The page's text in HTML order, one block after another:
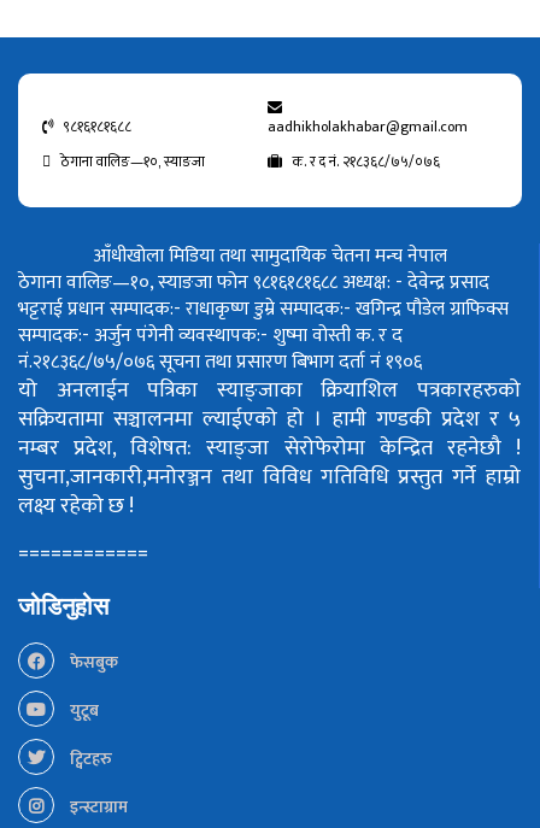
९८१६१८१६८८
aadhikholakhabar@gmail.com
ठेगाना वालिङ—१०, स्याङजा
क. र द नं. २१८३६८/७५/०७६
आँधीखोला मिडिया तथा सामुदायिक चेतना मन्च नेपाल
ठेगाना वालिङ—१०, स्याङजा फोन ९८१६१८१६८८अध्यक्ष: - देवेन्द्र प्रसाद
भट्टराईप्रधान सम्पादक:- राधाकृष्ण डुम्रेसम्पादक:- खगिन्द्र पौडेलग्राफिक्स
सम्पादक:- अर्जुन पंगेनीव्यवस्थापक:- शुष्मा वोस्तीक. र द
नं.२१८३६८/७५/०७६सूचना तथा प्रसारण बिभाग दर्ता नं १९०६
यो अनलाईन पत्रिका स्याङ्जाका क्रियाशिल पत्रकारहरुको
सक्रियतामा सञ्चालनमा ल्याईएको हो । हामी गण्डकी प्रदेश र ५
नम्बर प्रदेश, विशेषत: स्याङ्जा सेरोफेरोमा केन्द्रित रहनेछौ !
सुचना,जानकारी,मनोरञ्जन तथा विविध गतिविधि प्रस्तुत गर्ने हाम्रो
लक्ष्य रहेको छ !
============
जोडिनुहोस
फेसबुक
युटूब
ट्विटहरु
इन्स्टाग्राम